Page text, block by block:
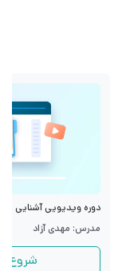
دوره ویدیویی آشنایی با
مدرس: مهدی آزاد
شروع